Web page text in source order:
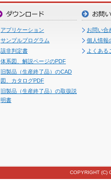
アプリケーション
サンプルプログラム
該非判定書
体系図、解説ページのPDF
旧製品（生産終了品）のCAD
図、カタログPDF
旧製品（生産終了品）の取扱説
明書
お問い合
個人情報
よくある
COPYRIGHT (C)